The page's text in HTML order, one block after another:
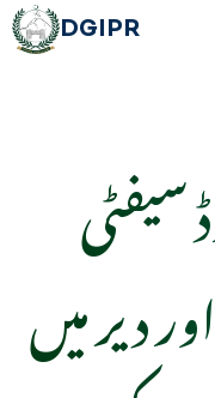
DGIPR
سیفٹی
دیر میں